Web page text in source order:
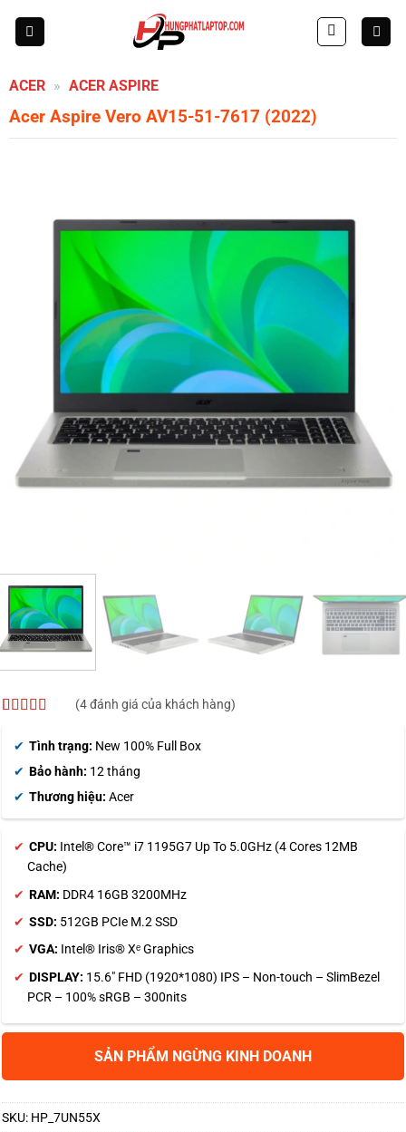
ACER » ACER ASPIRE
Acer Aspire Vero AV15-51-7617 (2022)
dựa trên
đánh giá
(4đánh giá của khách hàng)
Tình trạng: New 100% Full Box
Bảo hành: 12 tháng
Thương hiệu: Acer
CPU: Intel® Core™ i7 1195G7 Up To 5.0GHz (4 Cores 12MB
Cache)
RAM: DDR4 16GB 3200MHz
SSD: 512GB PCIe M.2 SSD
VGA: Intel® Iris® Xᵉ Graphics
DISPLAY: 15.6″ FHD (1920*1080) IPS – Non-touch – SlimBezel
PCR – 100% sRGB – 300nits
SẢN PHẨM NGỪNG KINH DOANH
SKU: HP_7UN55X